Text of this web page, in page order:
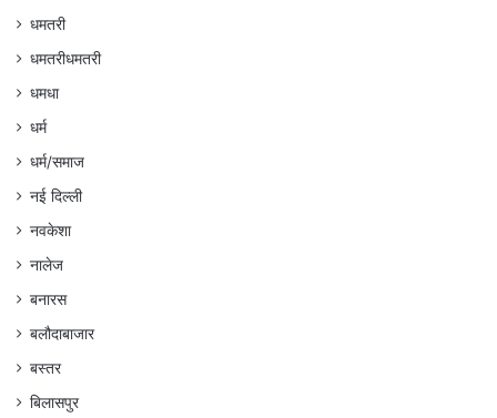
धमतरी
धमतरीधमतरी
धमधा
धर्म
धर्म/समाज
नई दिल्ली
नवकेशा
नालेज
बनारस
बलौदाबाजार
बस्तर
बिलासपुर